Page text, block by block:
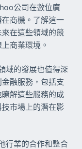
公司在數位廣
商機。了解這一
在這些領域的競
商業環境。
域的發展也值得深
融服務，包括支
解這些服務的成
市場上的潛在影
行業的合作和整合